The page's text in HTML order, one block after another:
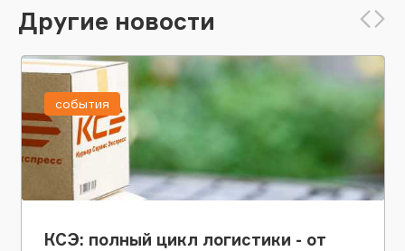
Другие новости
КСЭ: полный цикл логистики - от
события